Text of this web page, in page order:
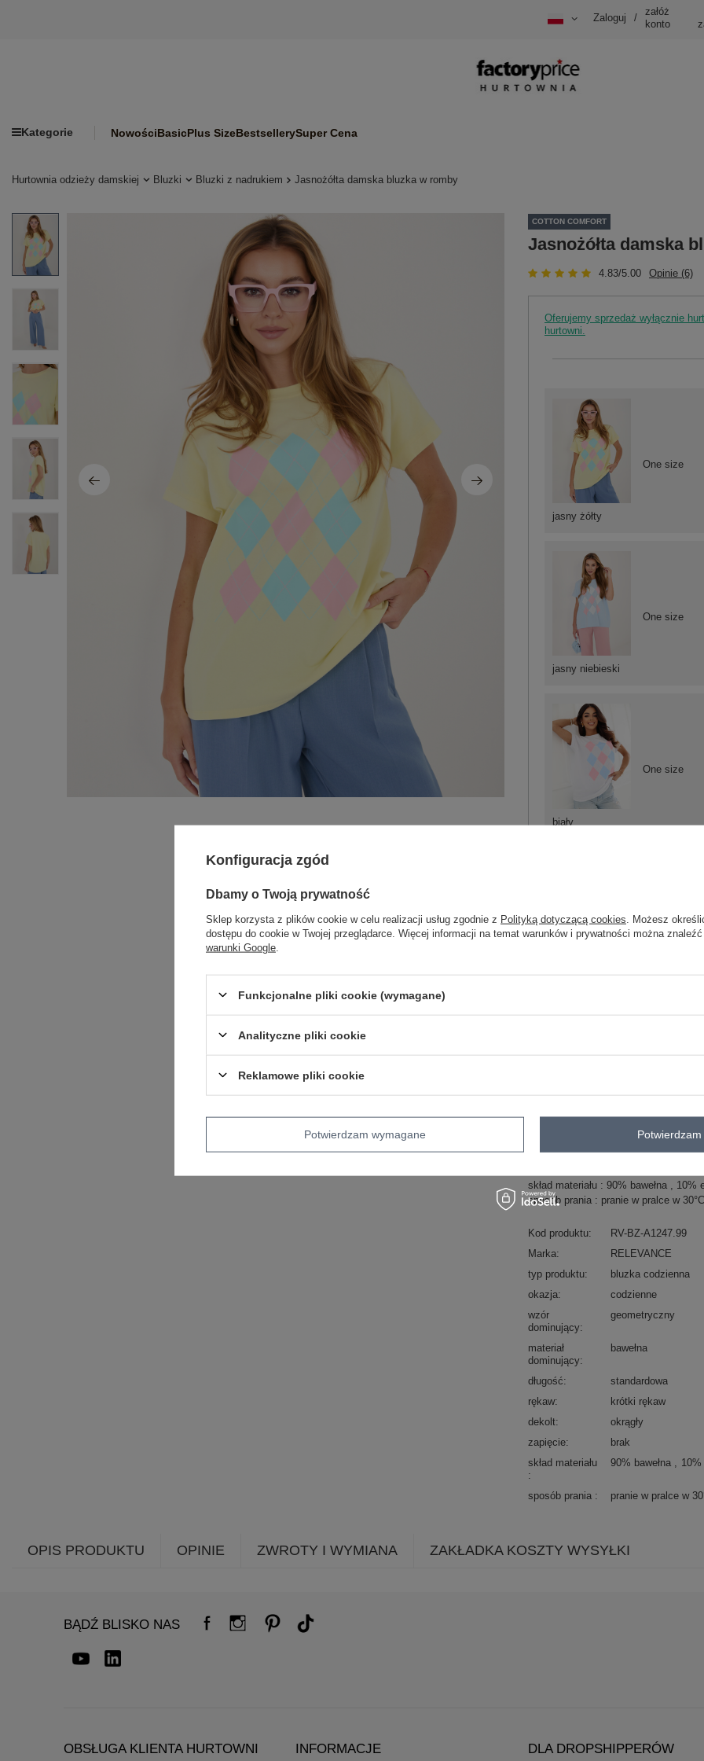
Zaloguj /
załóż
konto
Kategorie NowościBasicPlus SizeBestsellerySuper Cena
Hurtownia odzieży damskiej Bluzki Bluzki z nadrukiem Jasnożółta damska bluzka w romby
COTTON COMFORT
Jasnożółta damska
4.83/5.00 Opinie (6)
Oferujemy sprzedaż wyłącznie
hurtowni.
jasny niebieski
One size
biały
One size
One size
jasny żółty
One size
skład materiału : 90% bawełna , 10%
sposób prania : pranie w pralce w 30°C
Kod produktu
RV-BZ-A1247.99
Marka
RELEVANCE
typ produktu
bluzka codzienna
okazja
codzienne
wzór
dominujący
geometryczny
materiał
dominujący
bawełna
długość
standardowa
rękaw
krótki rękaw
dekolt
okrągły
zapięcie
brak
skład materiału
90% bawełna
sposób prania pranie w pralce w
OPIS PRODUKTU OPINIE ZWROTY I WYMIANA ZAKŁADKA KOSZTY WYSYŁKI
BĄDŹ BLISKO NAS
OBSŁUGA KLIENTA HURTOWNI
INFORMACJE DLA DROPSHIPPERÓW
Konfiguracja zgód
Dbamy o Twoją prywatność
Sklep korzysta z plików cookie w celu realizacji usług zgodnie z Polityką dotyczącą cookies . Możesz
dostępu do cookie w Twojej przeglądarce. Więcej informacji na temat warunków i prywatności można
warunki Google
Funkcjonalne pliki cookie (wymagane)
Analityczne pliki cookie
Reklamowe pliki cookie
Potwierdzam wymagane